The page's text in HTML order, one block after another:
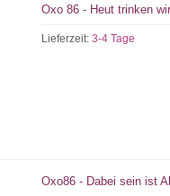
Oxo 86 - Heut trinken
Lieferzeit:3-4 Tage
Oxo86 - Dabei sein ist